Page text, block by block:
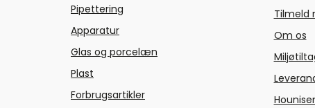
Pipettering
Apparatur
Glas og porcelæn
Plast
Forbrugsartikler
Tilmeld
Om os